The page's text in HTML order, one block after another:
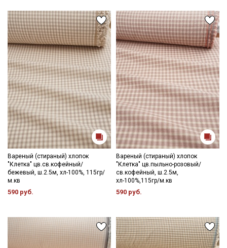
Вареный (стираный) хлопок
"Клетка" цв.св.кофейный/
бежевый, ш.2.5м, хл-100%, 115гр/
м.кв
590 руб.
Вареный (стираный) хлопок
"Клетка" цв.пыльно-розовый/
св.кофейный, ш.2.5м,
хл-100%,115гр/м.кв
590 руб.